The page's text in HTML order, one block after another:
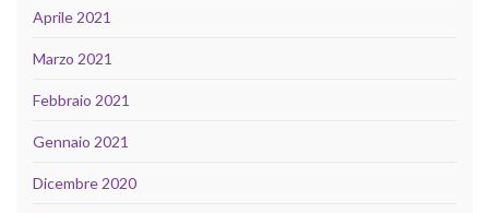
Aprile 2021
Marzo 2021
Febbraio 2021
Gennaio 2021
Dicembre 2020